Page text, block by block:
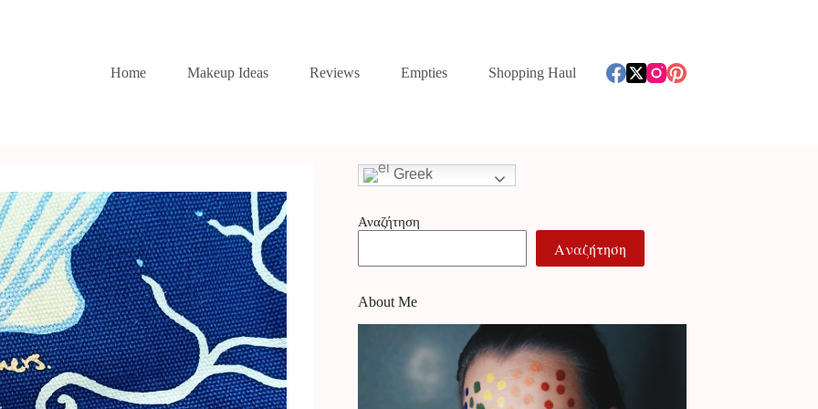
Home Makeup Ideas Reviews Empties Shopping Haul
Greek
Αναζήτηση
Αναζήτηση
About Me